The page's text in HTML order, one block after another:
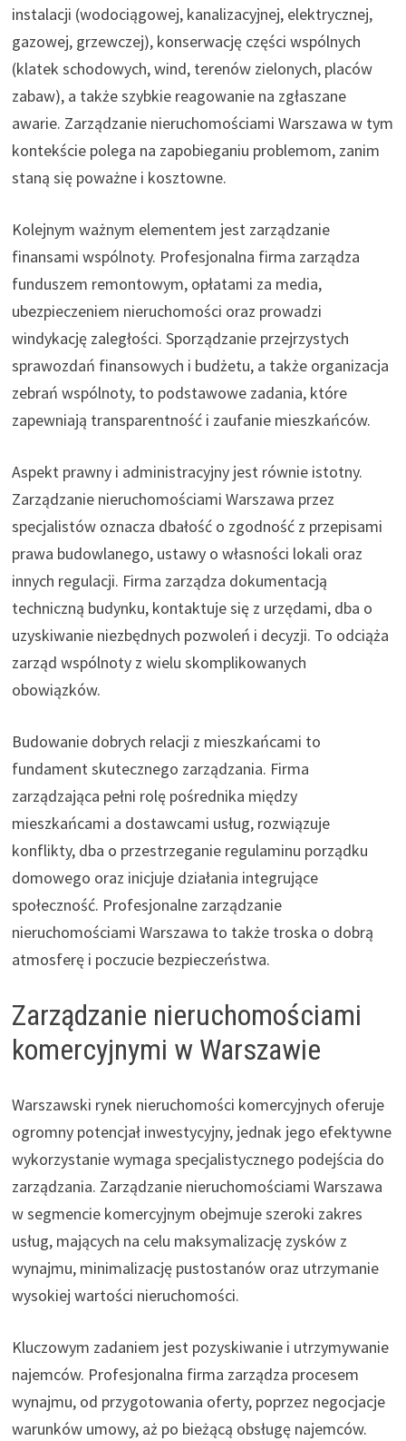
instalacji (wodociągowej, kanalizacyjnej, elektrycznej,
gazowej, grzewczej), konserwację części wspólnych
(klatek schodowych, wind, terenów zielonych, placów
zabaw), a także szybkie reagowanie na zgłaszane
awarie. Zarządzanie nieruchomościami Warszawa w tym
kontekście polega na zapobieganiu problemom, zanim
staną się poważne i kosztowne.
Kolejnym ważnym elementem jest zarządzanie
finansami wspólnoty. Profesjonalna firma zarządza
funduszem remontowym, opłatami za media,
ubezpieczeniem nieruchomości oraz prowadzi
windykację zaległości. Sporządzanie przejrzystych
sprawozdań finansowych i budżetu, a także organizacja
zebrań wspólnoty, to podstawowe zadania, które
zapewniają transparentność i zaufanie mieszkańców.
Aspekt prawny i administracyjny jest równie istotny.
Zarządzanie nieruchomościami Warszawa przez
specjalistów oznacza dbałość o zgodność z przepisami
prawa budowlanego, ustawy o własności lokali oraz
innych regulacji. Firma zarządza dokumentacją
techniczną budynku, kontaktuje się z urzędami, dba o
uzyskiwanie niezbędnych pozwoleń i decyzji. To odciąża
zarząd wspólnoty z wielu skomplikowanych
obowiązków.
Budowanie dobrych relacji z mieszkańcami to
fundament skutecznego zarządzania. Firma
zarządzająca pełni rolę pośrednika między
mieszkańcami a dostawcami usług, rozwiązuje
konflikty, dba o przestrzeganie regulaminu porządku
domowego oraz inicjuje działania integrujące
społeczność. Profesjonalne zarządzanie
nieruchomościami Warszawa to także troska o dobrą
atmosferę i poczucie bezpieczeństwa.
Zarządzanie nieruchomościami
komercyjnymi w Warszawie
Warszawski rynek nieruchomości komercyjnych oferuje
ogromny potencjał inwestycyjny, jednak jego efektywne
wykorzystanie wymaga specjalistycznego podejścia do
zarządzania. Zarządzanie nieruchomościami Warszawa
w segmencie komercyjnym obejmuje szeroki zakres
usług, mających na celu maksymalizację zysków z
wynajmu, minimalizację pustostanów oraz utrzymanie
wysokiej wartości nieruchomości.
Kluczowym zadaniem jest pozyskiwanie i utrzymywanie
najemców. Profesjonalna firma zarządza procesem
wynajmu, od przygotowania oferty, poprzez negocjacje
warunków umowy, aż po bieżącą obsługę najemców.